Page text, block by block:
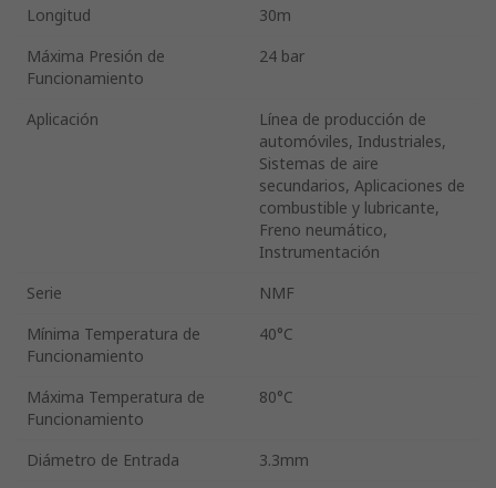
Longitud
30m
Máxima Presión de
Funcionamiento
24 bar
Aplicación
Línea de producción de
automóviles, Industriales,
Sistemas de aire
secundarios, Aplicaciones de
combustible y lubricante,
Freno neumático,
Instrumentación
Serie
NMF
Mínima Temperatura de
Funcionamiento
40°C
Máxima Temperatura de
Funcionamiento
80°C
Diámetro de Entrada
3.3mm